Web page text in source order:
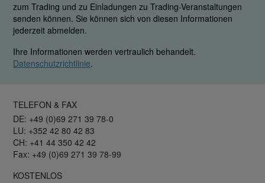
zum Trading und zu Einladungen zu Trading-Veranstaltungen
senden können. Sie können sich von diesen Informationen
jederzeit abmelden.
Ihre Informationen werden vertraulich behandelt.
Datenschutzrichtlinie.
TELEFON & FAX
DE: +49 (0)69 271 39 78-0
LU: +352 42 80 42 83
CH: +41 44 350 42 42
Fax: +49 (0)69 271 39 78-99
KOSTENLOS